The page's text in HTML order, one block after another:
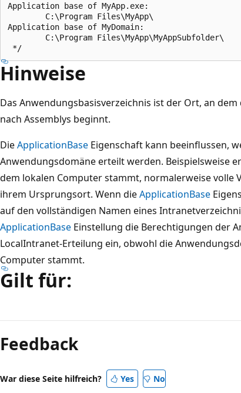
Application base of MyApp.exe:
        C:\Program Files\MyApp\
Application base of MyDomain:
        C:\Program Files\MyApp\MyAppSubfolder\
Hinweise
Das Anwendungsbasisverzeichnis ist der Ort, an
nach Assemblys beginnt.
DieApplicationBase Eigenschaft kann beeinflussen,
Anwendungsdomäne erteilt werden. Beispielsweise
dem lokalen Computer stammt, normalerweise
ihrem Ursprungsort. Wenn dieApplicationBase
auf den vollständigen Namen eines
ApplicationBase Einstellung die Berechtigungen der
LocalIntranet-Erteilung ein, obwohl die
Computer stammt.
Gilt für:
Feedback
War diese Seite hilfreich? Yes No